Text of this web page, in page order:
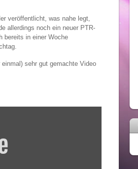
veröffentlicht, was nahe legt,
allerdings noch ein neuer PTR-
bereits in einer Woche
sehr gut gemachte Video